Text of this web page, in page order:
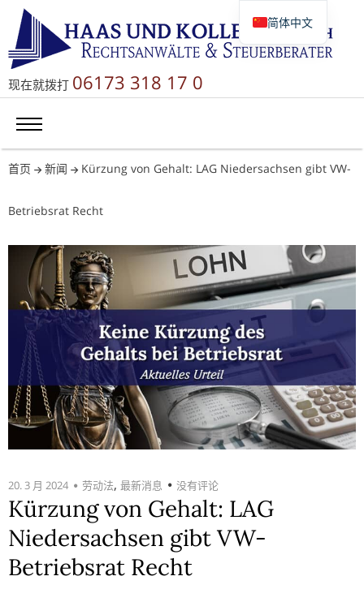
现在就拨打 06173 318 17 0
首页 新闻 Kürzung von Gehalt: LAG Niedersachsen gibt VW-
Betriebsrat Recht
20. 3 月 2024 劳动法, 最新消息 没有评论
Kürzung von Gehalt: LAG
Niedersachsen gibt VW-
Betriebsrat Recht
简体中文
Deutsch
Русский